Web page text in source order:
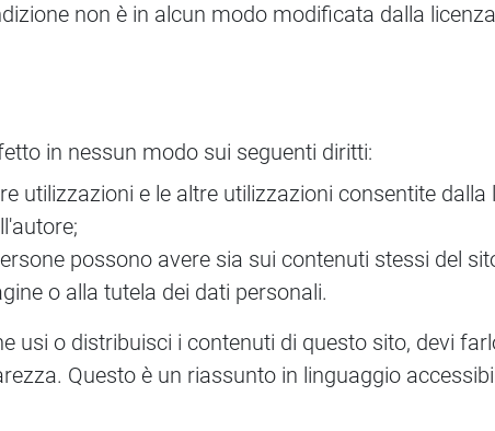
non è in alcun modo modificata dalla
in nessun modo sui seguenti diritti:
utilizzazioni e le altre utilizzazioni consentite
possono avere sia sui contenuti stessi del
o alla tutela dei dati personali.
usi o distribuisci i contenuti di questo sito, devi
Questo è un riassunto in linguaggio